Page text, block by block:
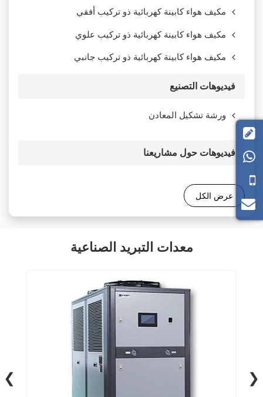
مكيف هواء كابينة كهربائية ذو تركيب أفقي
مكيف هواء كابينة كهربائية ذو تركيب علوي
مكيف هواء كابينة كهربائية ذو تركيب جانبي
فيديوهات التصنيع
ورشة تشكيل المعادن
فيديوهات حول مشاريعنا
عرض الكل
معدات التبريد الصناعية
❮ ❯

